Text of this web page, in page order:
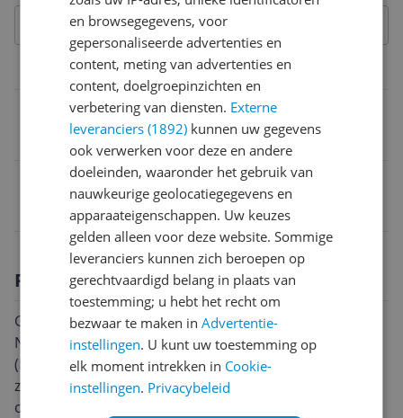
Functies
Beeldstabilisatie
6952060059945
Productomschrijving
Ga op een buitengewone visuele reis met de Sirui
Nightwalker 16mm & 75mm T1.2 S35 Cine 2-Lens Set
(RF Mount, Gun Metal Gray) voor Canon RF Mount,
zorgvuldig ontworpen om de kunst van de
cinematografie naar een hoger niveau te tillen.
en browsegegevens, voor
gepersonaliseerde advertenties en
content, meting van advertenties en
content, doelgroepinzichten en
verbetering van diensten. Externe
leveranciers (1892) kunnen uw gegevens
ook verwerken voor deze en andere
doeleinden, waaronder het gebruik van
nauwkeurige geolocatiegegevens en
apparaateigenschappen. Uw keuzes
gelden alleen voor deze website. Sommige
leveranciers kunnen zich beroepen op
gerechtvaardigd belang in plaats van
toestemming; u hebt het recht om
bezwaar te maken inAdvertentie-
instellingen. U kunt uw toestemming op
elk moment intrekken in Cookie-
instellingen. Privacybeleid